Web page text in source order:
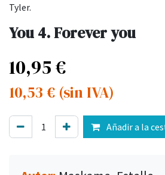
Tyler.
You 4. Forever you
10,95€
10,53 € (sin IVA)
Añadir a la